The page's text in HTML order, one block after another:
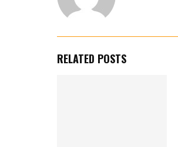
RELATED POSTS